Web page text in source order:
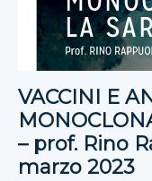
VACCINI E
– prof. Rino
marzo 2023